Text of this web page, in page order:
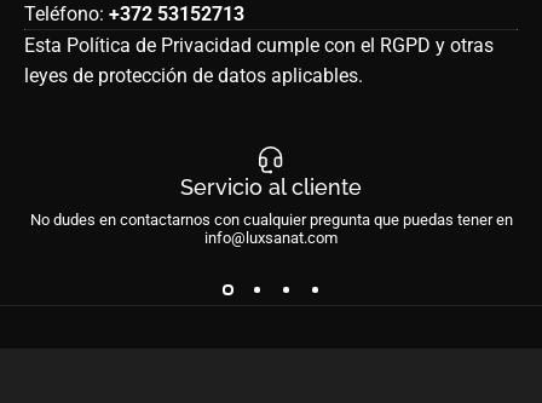
Teléfono: +372 53152713
Esta Política de Privacidad cumple con el RGPD y otras
leyes de protección de datos aplicables.
Servicio al cliente
No dudes en contactarnos con cualquier pregunta que puedas tener en
info@luxsanat.com